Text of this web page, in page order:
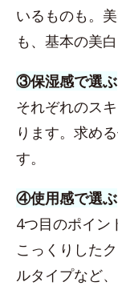
いるものも。
も、基本の美
③保湿感で選ぶ
それぞれのス
ります。求め
す。
④使用感で選ぶ
4つ目のポイン
こっくりした
ルタイプなど